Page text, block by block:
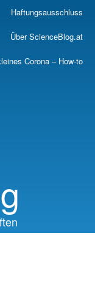
Haftungsausschluss
Über ScienceBlog.at
Corona – How-to